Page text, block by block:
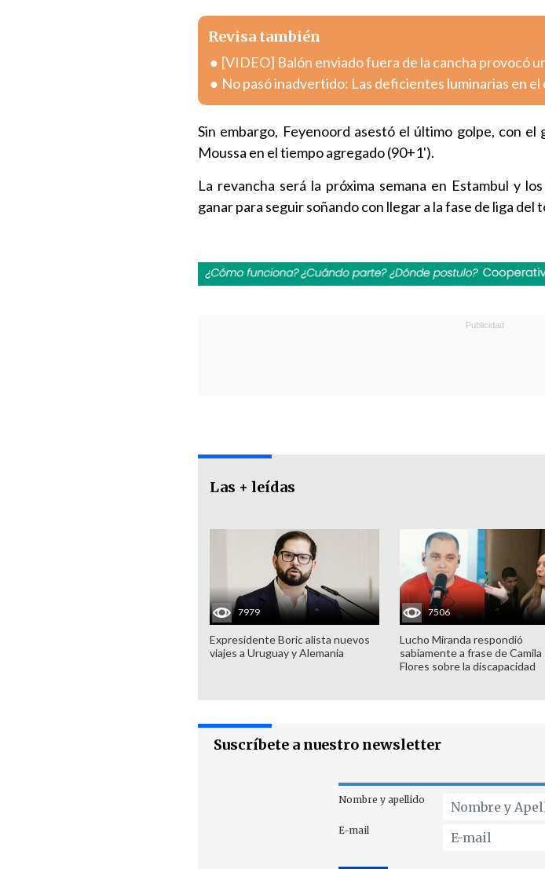
Revisa también
[VIDEO] Balón enviado fuera de la cancha provocó
No pasó inadvertido: Las deficientes luminarias en el
Sin embargo, Feyenoord asestó el último golpe, con
Moussa en el tiempo agregado (90+1').
La revancha será la próxima semana en Estambul y
ganar para seguir soñando con llegar a la fase de liga
Las + leídas
7979
Expresidente Boric alista nuevos
viajes a Uruguay y Alemania
7506
Lucho Miranda respondió
sabiamente a frase de Camila
Flores sobre la discapacidad
Suscríbete a nuestro newsletter
Nombre y apellido
E-mail